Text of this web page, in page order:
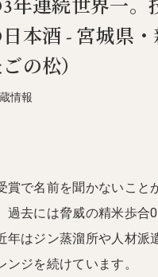
年連続世界一。
本酒 - 宮城県
の松）
情報
賞で名前を聞かないこと
過去には脅威の精米歩合
年はジン蒸溜所や人材派
ジを続けています。